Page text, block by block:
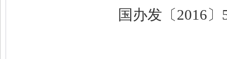
国办发〔2016〕